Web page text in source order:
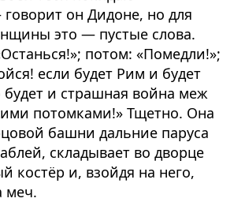
он Дидоне, но для
это — пустые слова.
потом: «Помедли!»;
если будет Рим и будет
будет и страшная война меж
потомками!» Тщетно. Она
башни дальние паруса
складывает во дворце
костёр и, взойдя на него,
меч.